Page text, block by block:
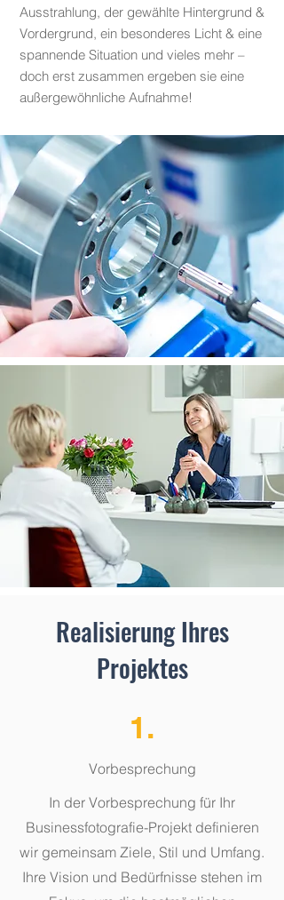
Ausstrahlung, der gewählte Hintergrund &
Vordergrund, ein besonderes Licht & eine
spannende Situation und vieles mehr –
doch erst zusammen ergeben sie eine
außergewöhnliche Aufnahme!
Realisierung Ihres
Projektes
1.
Vorbesprechung
In der Vorbesprechung für Ihr
Businessfotografie-Projekt definieren
wir gemeinsam Ziele, Stil und Umfang.
Ihre Vision und Bedürfnisse stehen im